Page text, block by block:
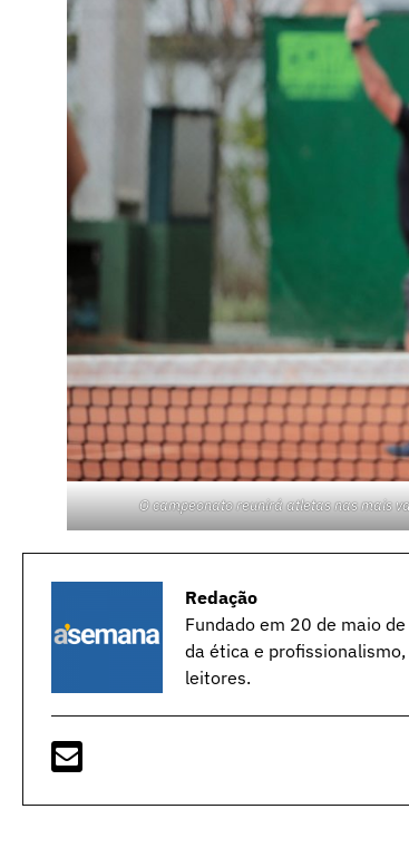
O campeonato reunirá atletas nas mais
Redação
Fundado em 20 de maio
da ética e
leitores.